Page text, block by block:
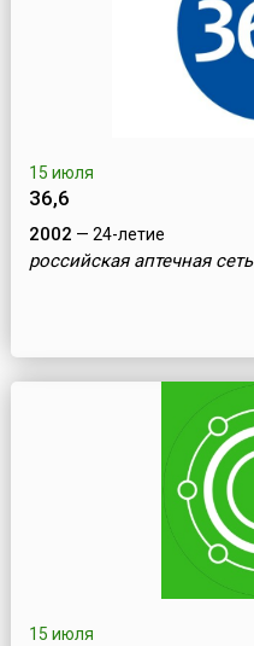
15 июля
36,6
2002 — 24-летие
российская аптечная сеть
15 июля